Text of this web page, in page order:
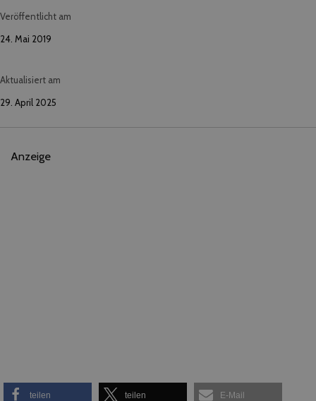
Veröffentlicht am
24. Mai 2019
Aktualisiert am
29. April 2025
Anzeige
teilen teilen E-Mail